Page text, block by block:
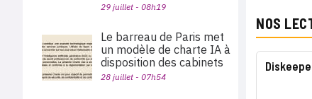
NOS
29 juillet - 08h19
Le barreau de Paris met
un modèle de charte IA à
disposition des cabinets
28 juillet - 07h54